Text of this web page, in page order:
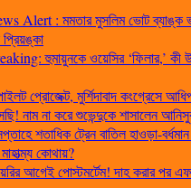
Alert : মমতার মুসলিম ভোট ব্যাঙ্ক
হুমায়ুনকে ওয়েসির ‘ফিলার,’ কী
প্রোজেক্ট, মুর্শিদাবাদ কংগ্রেসে
নাম না করে শুভেন্দুকে শাসালেন
শতাধিক ট্রেন বাতিল হাওড়া-বর্ধমান
কোথায়?
আগেই পোস্টমর্টেম! দাহ করার পর